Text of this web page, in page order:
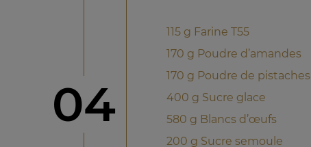
étape
04
115 g Farine T55
170 g Poudre d’amandes
170 g Poudre de pistaches
400 g Sucre glace
580 g Blancs d’œufs
200 g Sucre semoule